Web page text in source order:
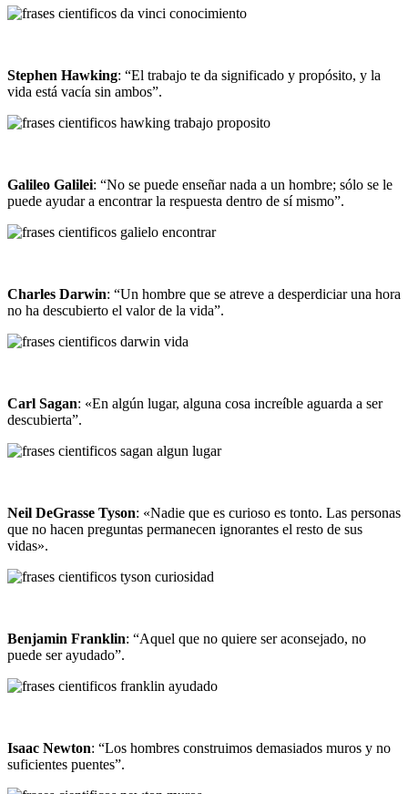
Stephen Hawking: “El trabajo te da significado y propósito, y la
vida está vacía sin ambos”.
Galileo Galilei: “No se puede enseñar nada a un hombre; sólo se le
puede ayudar a encontrar la respuesta dentro de sí mismo”.
Charles Darwin: “Un hombre que se atreve a desperdiciar una hora
no ha descubierto el valor de la vida”.
Carl Sagan: «En algún lugar, alguna cosa increíble aguarda a ser
descubierta”.
Neil DeGrasse Tyson: «Nadie que es curioso es tonto. Las personas
que no hacen preguntas permanecen ignorantes el resto de sus
vidas».
Benjamin Franklin: “Aquel que no quiere ser aconsejado, no
puede ser ayudado”.
Isaac Newton: “Los hombres construimos demasiados muros y no
suficientes puentes”.